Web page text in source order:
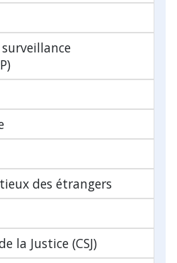
des étrangers
la Justice (CSJ)